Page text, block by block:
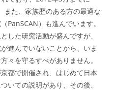
また、家族歴のある方の最適な
PanSCAN）も進んでいます。
した研究活動が盛んですが、
進んでいないことから、いま
々を守るすべがありません。
都で開催され、はじめて日本
いての説明があり、その後、